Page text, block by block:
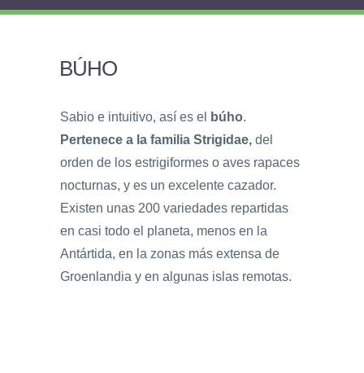
BÚHO
Sabio e intuitivo, así es el búho.
Pertenece a la familia Strigidae, del
orden de los estrigiformes o aves rapaces
nocturnas, y es un excelente cazador.
Existen unas 200 variedades repartidas
en casi todo el planeta, menos en la
Antártida, en la zonas más extensa de
Groenlandia y en algunas islas remotas.